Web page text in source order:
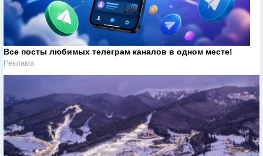
Все посты любимых телеграм каналов в одном месте!
Реклама